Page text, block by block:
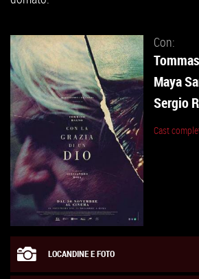
Con:
Maya
Sergio
Cast
LOCANDINE E FOTO